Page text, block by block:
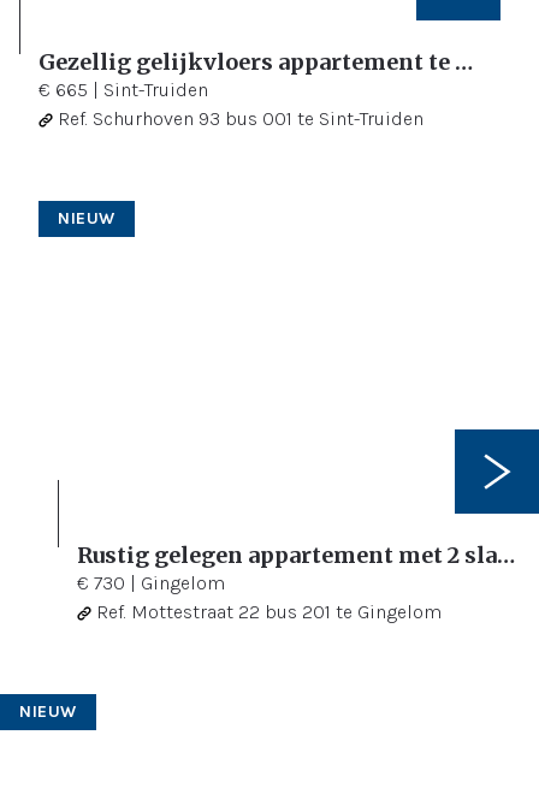
1 51 m² Gezellig gelijkvloers appartement te huur nabij het centrum van Sint-Truiden
€ 665 | Sint-Truiden
Ref. Schurhoven 93 bus 001 te Sint-Truiden
2 101 m²
NIEUW
Rustig gelegen appartement met 2 slaapkamers en terras
€ 730 | Gingelom
Ref. Mottestraat 22 bus 201 te Gingelom
NIEUW